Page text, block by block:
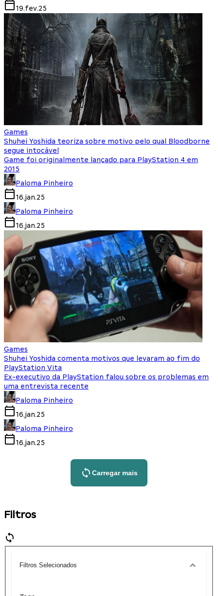
19.fev.25
Games
Shuhei Yoshida teoriza sobre motivo pelo qual Bloodborne
segue intocável
Game foi originalmente lançado para PlayStation 4 em
2015
Paloma Pinheiro
16.jan.25
Paloma Pinheiro
16.jan.25
Games
Shuhei Yoshida comenta motivos que levaram ao fim do
PlayStation Vita
Ex-executivo da PlayStation falou sobre os problemas em
uma entrevista recente
Paloma Pinheiro
16.jan.25
Paloma Pinheiro
16.jan.25
Carregar mais
Filtros
Filtros Selecionados